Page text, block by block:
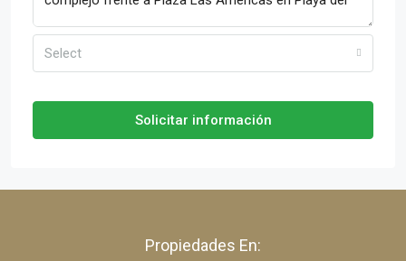
Select
Solicitar información
Propiedades En: